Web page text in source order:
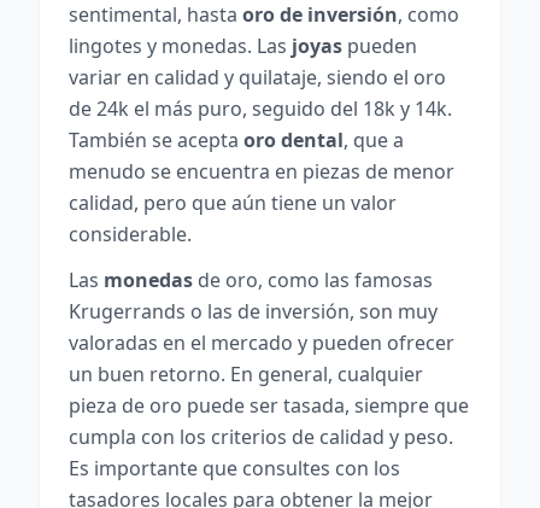
sentimental, hasta oro de inversión, como
lingotes y monedas. Las joyas pueden
variar en calidad y quilataje, siendo el oro
de 24k el más puro, seguido del 18k y 14k.
También se acepta oro dental, que a
menudo se encuentra en piezas de menor
calidad, pero que aún tiene un valor
considerable.
Las monedas de oro, como las famosas
Krugerrands o las de inversión, son muy
valoradas en el mercado y pueden ofrecer
un buen retorno. En general, cualquier
pieza de oro puede ser tasada, siempre que
cumpla con los criterios de calidad y peso.
Es importante que consultes con los
tasadores locales para obtener la mejor